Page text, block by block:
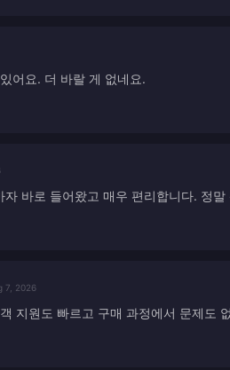
어요. 더 바랄 게 없네요.
바로 들어왔고 매우 편리합니다. 정
7, 2026
지원도 빠르고 구매 과정에서 문제도